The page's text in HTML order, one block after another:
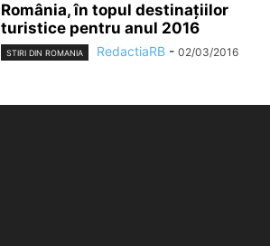
România, în topul destinaţiilor
turistice pentru anul 2016
STIRI DIN ROMANIA RedactiaRB - 02/03/2016